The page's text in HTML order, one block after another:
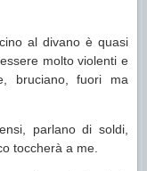
al divano è quasi
molto violenti e
bruciano, fuori ma
parlano di soldi,
toccherà a me.